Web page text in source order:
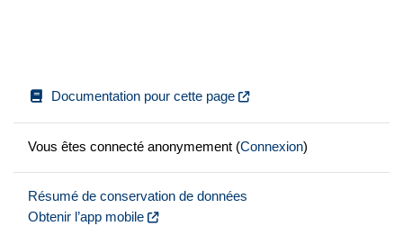
Documentation pour cette page
Vous êtes connecté anonymement (Connexion)
Résumé de conservation de données
Obtenir l’app mobile